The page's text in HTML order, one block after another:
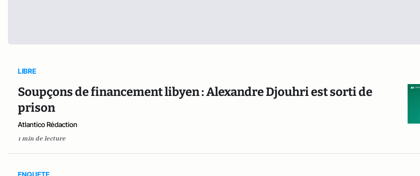
LIBRE
Soupçons de financement libyen : Alexandre Djouhri est sorti de
prison
Atlantico Rédaction
1 min de lecture